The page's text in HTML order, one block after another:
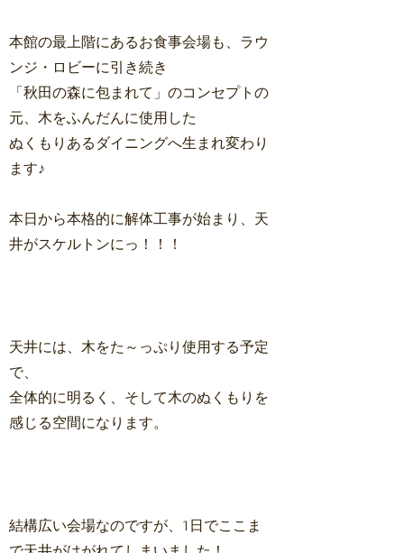
本館の最上階にあるお食事会場も、ラウ
ンジ・ロビーに引き続き
「秋田の森に包まれて」のコンセプトの
元、木をふんだんに使用した
ぬくもりあるダイニングへ生まれ変わり
ます♪
本日から本格的に解体工事が始まり、天
井がスケルトンにっ！！！
天井には、木をた～っぷり使用する予定
で、
全体的に明るく、そして木のぬくもりを
感じる空間になります。
結構広い会場なのですが、1日でここま